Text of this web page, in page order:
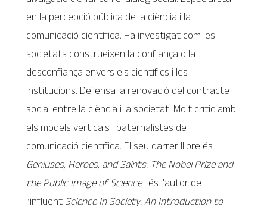
en la percepció pública de la ciència i la
comunicació científica. Ha investigat com les
societats construeixen la confiança o la
desconfiança envers els científics i les
institucions. Defensa la renovació del contracte
social entre la ciència i la societat. Molt crític amb
els models verticals i paternalistes de
comunicació científica. El seu darrer llibre és
Geniuses, Heroes, and Saints: The Nobel Prize and
the Public Image of Science i és l’autor de
l’influent Science In Society: An Introduction to